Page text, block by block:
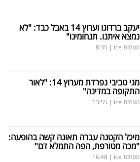
יעקב ברדוגו וערוץ 14 באבל כבד: "לא
נמצא איתנו. תנחומינו"
מערכת ice |
8:35
מגי טביבי נפרדת מערוץ 14: "לאור
התקופה במדינה"
מערכת ice |
13:55
מיכל הקטנה עברה תאונה קשה בהופעה:
"מכה מטורפת, הפה התמלא דם"
מערכת ice |
16:48